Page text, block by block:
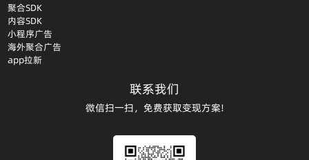
聚合SDK
内容SDK
小程序广告
海外聚合广告
app拉新
联系我们
微信扫一扫，免费获取变现方案!